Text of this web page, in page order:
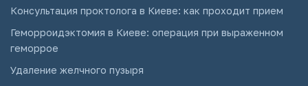
Консультация проктолога в Киеве: как проходит прием
Геморроидэктомия в Киеве: операция при выраженном
геморрое
Удаление желчного пузыря